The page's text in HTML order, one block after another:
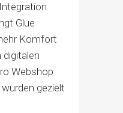
Glue
Komfort
digitalen
Webshop
gezielt